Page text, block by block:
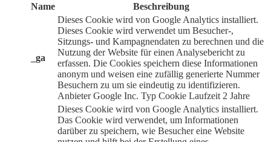
Name
Beschreibung
_ga
Dieses Cookie wird von Google Analytics installiert.
Dieses Cookie wird verwendet um Besucher-,
Sitzungs- und Kampagnendaten zu berechnen und die
Nutzung der Website für einen Analysebericht zu
erfassen. Die Cookies speichern diese Informationen
anonym und weisen eine zufällig generierte Nummer
Besuchern zu um sie eindeutig zu identifizieren.
Anbieter Google Inc. Typ Cookie Laufzeit 2 Jahre
Dieses Cookie wird von Google Analytics installiert.
Das Cookie wird verwendet, um Informationen
darüber zu speichern, wie Besucher eine Website